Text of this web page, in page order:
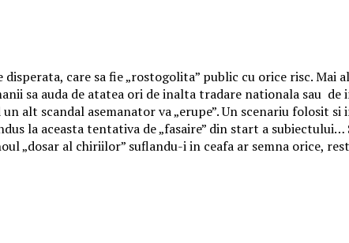
care sa fie „rostogolita” public cu orice risc. Mai
sa auda de atatea ori de inalta tradare nationala sau
alt scandal asemanator va „erupe”. Un scenariu folosit
la aceasta tentativa de „fasaire” din start a
„dosar al chiriilor” suflandu-i in ceafa ar semna orice,